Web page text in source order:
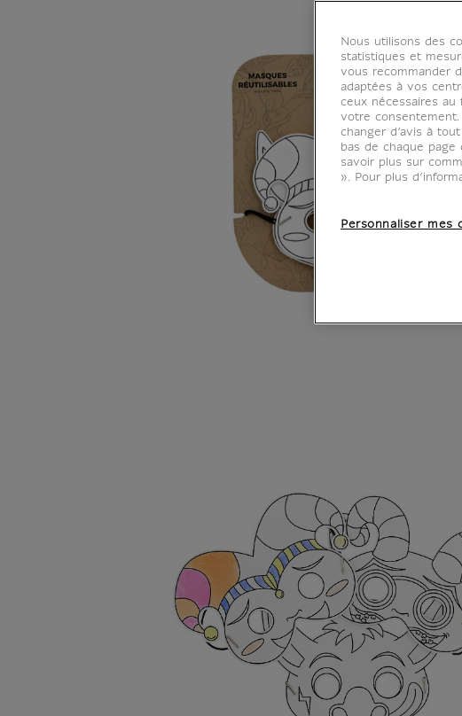
Nous utilisons des
statistiques et
vous recommander
adaptées à vos
ceux nécessaires
votre
changer d’avis à
bas de chaque
savoir plus sur
». Pour plus
Personnaliser mes